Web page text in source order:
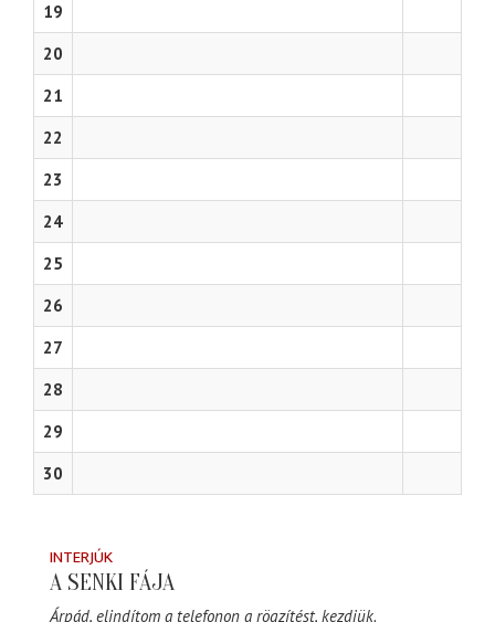
19
20
21
22
23
24
25
26
27
28
29
30
INTERJÚK
A SENKI FÁJA
Árpád, elindítom a telefonon a rögzítést, kezdjük.